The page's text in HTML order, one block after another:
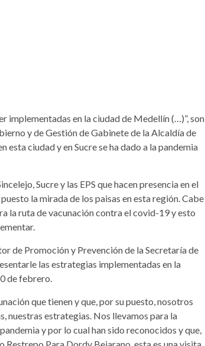
implementadas en la ciudad de Medellín (…)”, son
y de Gestión de Gabinete de la Alcaldía de
esta ciudad y en Sucre se ha dado a la pandemia
Sucre y las EPS que hacen presencia en el
la mirada de los paisas en esta región. Cabe
la ruta de vacunación contra el covid-19 y esto
de Promoción y Prevención de la Secretaría de
las estrategias implementadas en la
de febrero.
que tienen y que, por su puesto, nosotros
nuestras estrategias. Nos llevamos para la
y por lo cual han sido reconocidos y que,